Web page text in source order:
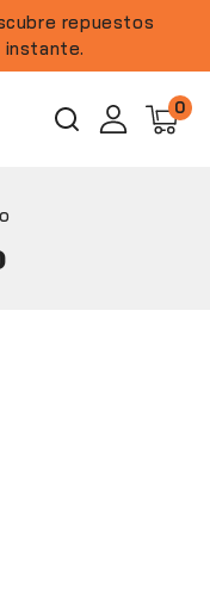
repuestos
0